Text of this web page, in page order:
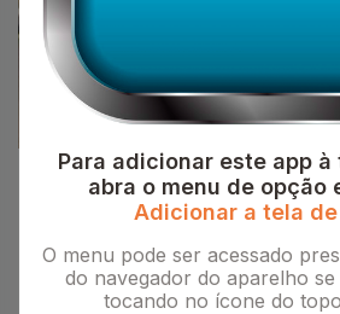
Platinum Multimarcas
VOLKSWAGEN Amarok 2.0
DUPLA TURBO
R$118.900,00
Para adicionar este app à
abra o menu de opção
Adicionar a tela
O menu pode ser acessado
do navegador do aparelho
tocando no ícone do